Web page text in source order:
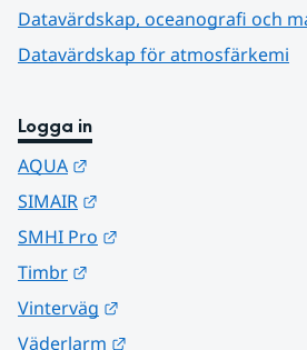
Datavärdskap, oceanografi och
Datavärdskap för atmosfärkemi
Logga in
AQUA
SIMAIR
SMHI Pro
Timbr
Vinterväg
Väderlarm